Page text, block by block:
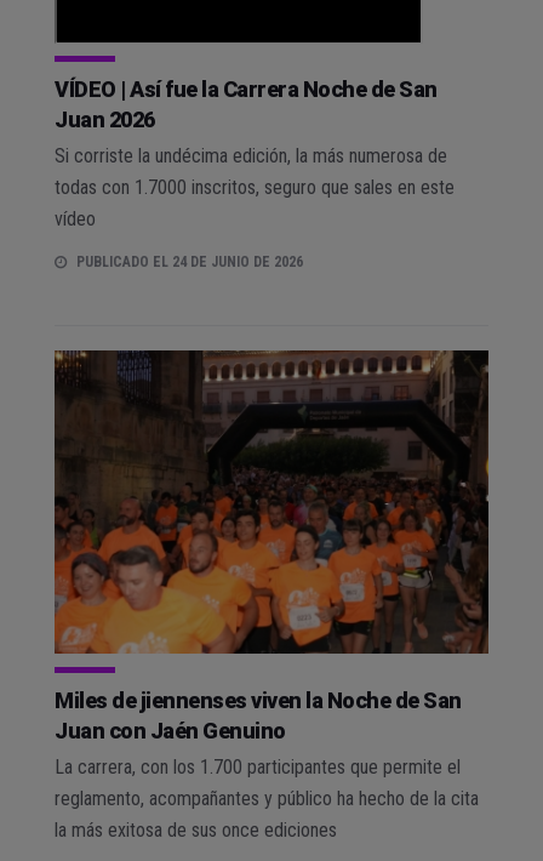
VÍDEO | Así fue la Carrera Noche de San
Juan 2026
Si corriste la undécima edición, la más numerosa de
todas con 1.7000 inscritos, seguro que sales en este
vídeo
PUBLICADO EL 24 DE JUNIO DE 2026
Miles de jiennenses viven la Noche de San
Juan con Jaén Genuino
La carrera, con los 1.700 participantes que permite el
reglamento, acompañantes y público ha hecho de la cita
la más exitosa de sus once ediciones